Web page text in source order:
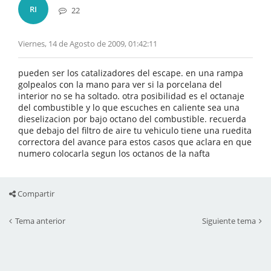
RI 22
Viernes, 14 de Agosto de 2009, 01:42:11
pueden ser los catalizadores del escape. en una rampa
golpealos con la mano para ver si la porcelana del
interior no se ha soltado. otra posibilidad es el octanaje
del combustible y lo que escuches en caliente sea una
dieselizacion por bajo octano del combustible. recuerda
que debajo del filtro de aire tu vehiculo tiene una ruedita
correctora del avance para estos casos que aclara en que
numero colocarla segun los octanos de la nafta
Compartir
Tema anterior Siguiente tema